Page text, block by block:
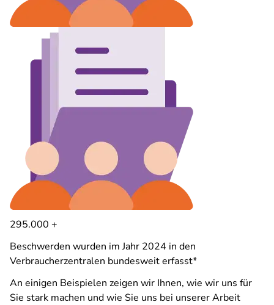
295.000 +
Beschwerden wurden im Jahr 2024 in den
Verbraucherzentralen bundesweit erfasst*
An einigen Beispielen zeigen wir Ihnen, wie wir uns für
Sie stark machen und wie Sie uns bei unserer Arbeit